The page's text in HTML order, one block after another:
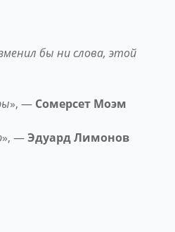
бы ни слова, этой
», — Сомерсет Моэм
», —Эдуард Лимонов